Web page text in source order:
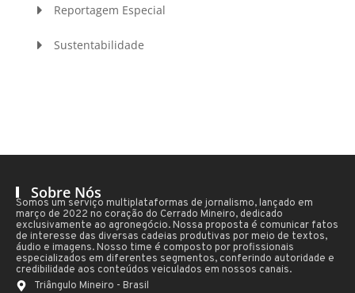
Reportagem Especial
Sustentabilidade
Sobre Nós
Somos um serviço multiplataformas de jornalismo, lançado em
março de 2022 no coração do Cerrado Mineiro, dedicado
exclusivamente ao agronegócio. Nossa proposta é comunicar fatos
de interesse das diversas cadeias produtivas por meio de textos,
áudio e imagens. Nosso time é composto por profissionais
especializados em diferentes segmentos, conferindo autoridade e
credibilidade aos conteúdos veiculados em nossos canais.
Triângulo Mineiro - Brasil